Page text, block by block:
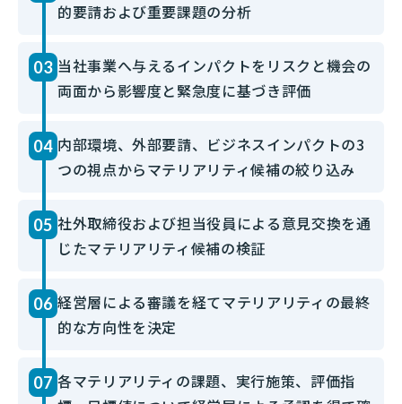
的要請および重要課題の分析
03 当社事業へ与えるインパクトをリスクと機会の
両面から影響度と緊急度に基づき評価
04 内部環境、外部要請、ビジネスインパクトの3
つの視点からマテリアリティ候補の絞り込み
05 社外取締役および担当役員による意見交換を通
じたマテリアリティ候補の検証
06 経営層による審議を経てマテリアリティの最終
的な方向性を決定
07 各マテリアリティの課題、実行施策、評価指